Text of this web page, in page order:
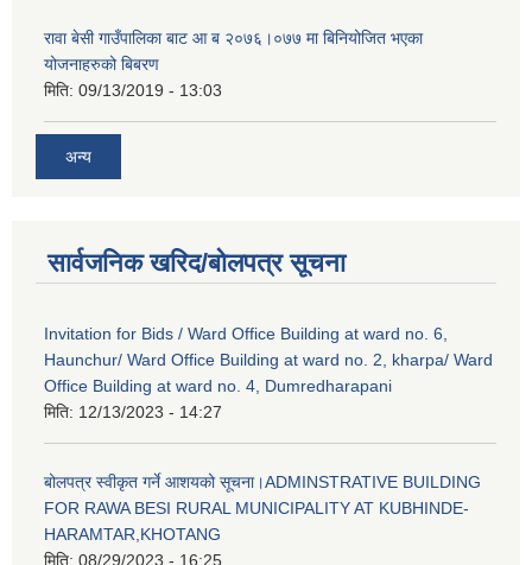
रावा बेसी गाउँपालिका बाट आ ब २०७६।०७७ मा बिनियोजित भएका
योजनाहरुको बिबरण
मिति: 09/13/2019 - 13:03
अन्य
सार्वजनिक खरिद/बोलपत्र सूचना
Invitation for Bids / Ward Office Building at ward no. 6,
Haunchur/ Ward Office Building at ward no. 2, kharpa/ Ward
Office Building at ward no. 4, Dumredharapani
मिति: 12/13/2023 - 14:27
बोलपत्र स्वीकृत गर्ने आशयको सूचना।ADMINSTRATIVE BUILDING
FOR RAWA BESI RURAL MUNICIPALITY AT KUBHINDE-
HARAMTAR,KHOTANG
मिति: 08/29/2023 - 16:25